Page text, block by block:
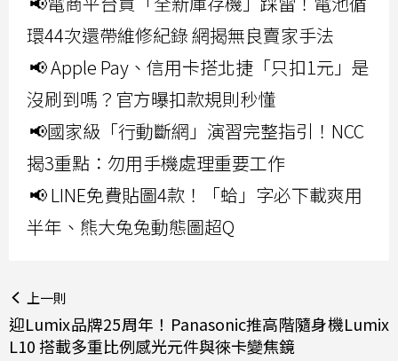
環44次還帶維修紀錄 網揭無良賣家手法
📢 Apple Pay、信用卡搭北捷「只扣1元」是
沒刷到嗎？官方曝扣款規則秒懂
📢國家級「行動斷網」演習完整指引！NCC
揭3重點：勿用手機處理重要工作
📢 LINE免費貼圖4款！「蛤」字必下載爽用
半年、熊大兔兔動態圖超Q
上一則
迎Lumix品牌25周年！Panasonic推高階隨身機Lumix
L10 搭載多重比例感光元件與徠卡變焦鏡